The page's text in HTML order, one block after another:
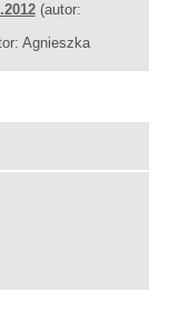
(autor:
Agnieszka